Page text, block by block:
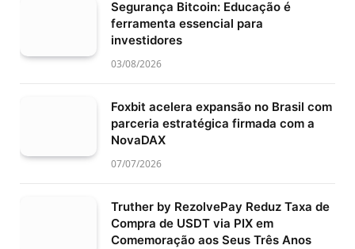
Segurança Bitcoin: Educação é
ferramenta essencial para
investidores
03/08/2026
Foxbit acelera expansão no Brasil com
parceria estratégica firmada com a
NovaDAX
07/07/2026
Truther by RezolvePay Reduz Taxa de
Compra de USDT via PIX em
Comemoração aos Seus Três Anos